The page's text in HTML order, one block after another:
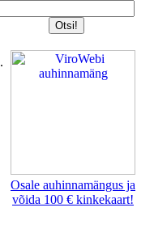
.
Osale auhinnamängus ja
võida 100 € kinkekaart!